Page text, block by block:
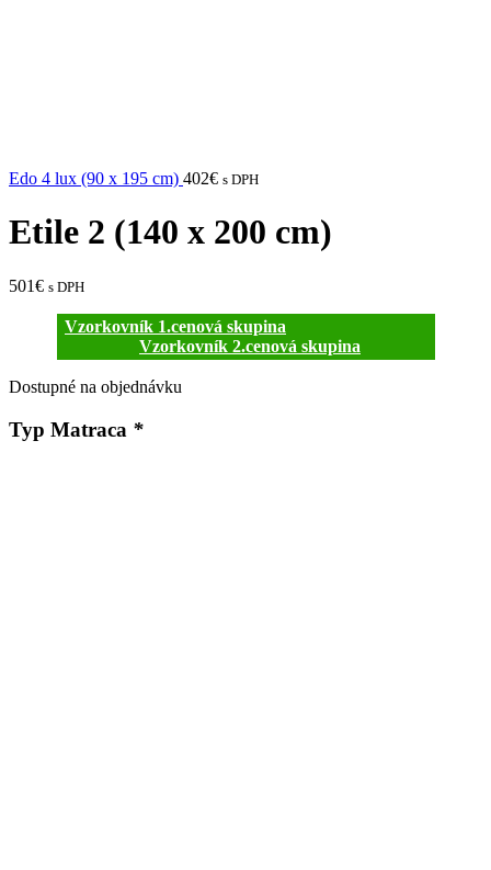
Edo 4 lux (90 x 195 cm) 402€ s DPH
Etile 2 (140 x 200 cm)
501€ s DPH
Vzorkovník 1.cenová skupina
Vzorkovník 2.cenová skupina
Dostupné na objednávku
Typ Matraca *